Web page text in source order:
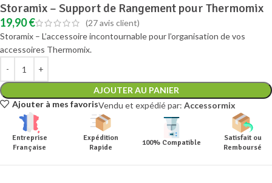
Storamix – Support de Rangement pour Thermomix
19,90€ (27avis client)
Storamix – L’accessoire incontournable pour l’organisation de vos
accessoires Thermomix.
AJOUTER AU PANIER
Ajouter à mes favorisVendu et expédié par: Accessormix
Entreprise
Française
Expédition
Rapide
100% Compatible
Satisfait ou
Remboursé